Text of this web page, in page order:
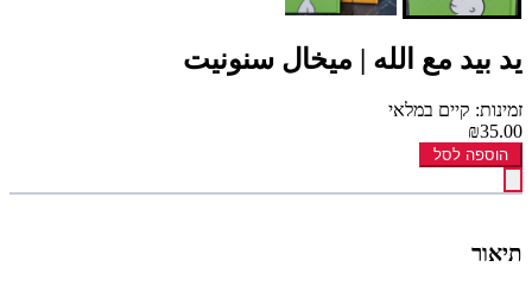
يد بيد مع الله | ميخال سنونيت
זמינות: קיים במלאי
₪35.00
הוספה לסל
תיאור